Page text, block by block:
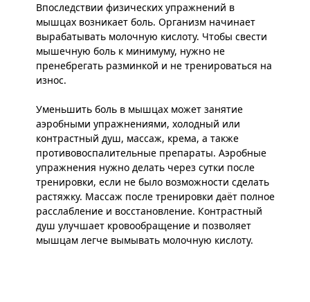
Впоследствии физических упражнений в
мышцах возникает боль. Организм начинает
вырабатывать молочную кислоту. Чтобы свести
мышечную боль к минимуму, нужно не
пренебрегать разминкой и не тренироваться на
износ.
Уменьшить боль в мышцах может занятие
аэробными упражнениями, холодный или
контрастный душ, массаж, крема, а также
противовоспалительные препараты. Аэробные
упражнения нужно делать через сутки после
тренировки, если не было возможности сделать
растяжку. Массаж после тренировки даёт полное
расслабление и восстановление. Контрастный
душ улучшает кровообращение и позволяет
мышцам легче вымывать молочную кислоту.